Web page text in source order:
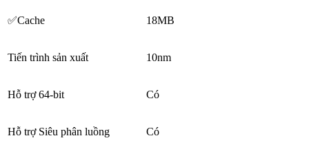
✅Cache 18MB
Tiến trình sản xuất 10nm
Hỗ trợ 64-bit Có
Hỗ trợ Siêu phân luồng Có